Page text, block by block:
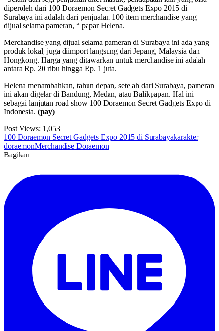
diperoleh dari 100 Doraemon Secret Gadgets Expo 2015 di
Surabaya ini adalah dari penjualan 100 item merchandise yang
dijual selama pameran, “ papar Helena.
Merchandise yang dijual selama pameran di Surabaya ini ada yang
produk lokal, juga diimport langsung dari Jepang, Malaysia dan
Hongkong. Harga yang ditawarkan untuk merchandise ini adalah
antara Rp. 20 ribu hingga Rp. 1 juta.
Helena menambahkan, tahun depan, setelah dari Surabaya, pameran
ini akan digelar di Bandung, Medan, atau Balikpapan. Hal ini
sebagai lanjutan road show 100 Doraemon Secret Gadgets Expo di
Indonesia. (pay)
Post Views: 1,053
100 Doraemon Secret Gadgets Expo 2015 di Surabayakarakter
doraemonMerchandise Doraemon
Bagikan